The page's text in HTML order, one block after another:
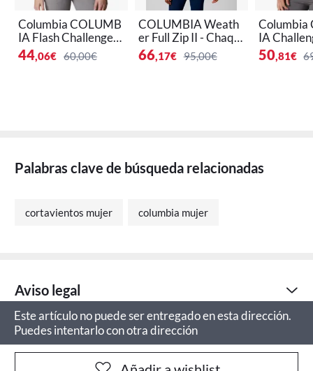
Columbia COLUMB
IA Flash Challenger
- Cortavientos para
Mujer
44,06€ 60,00€
COLUMBIA Weath
er Full Zip II - Chaqu
eta polar
66,17€ 95,00€
Columbia
IA
avientos
50,81€
Palabras clave de búsqueda relacionadas
cortavientos mujer columbia mujer
Aviso legal
Este artículo no puede ser entregado en esta dirección.
Puedes intentarlo con otra dirección